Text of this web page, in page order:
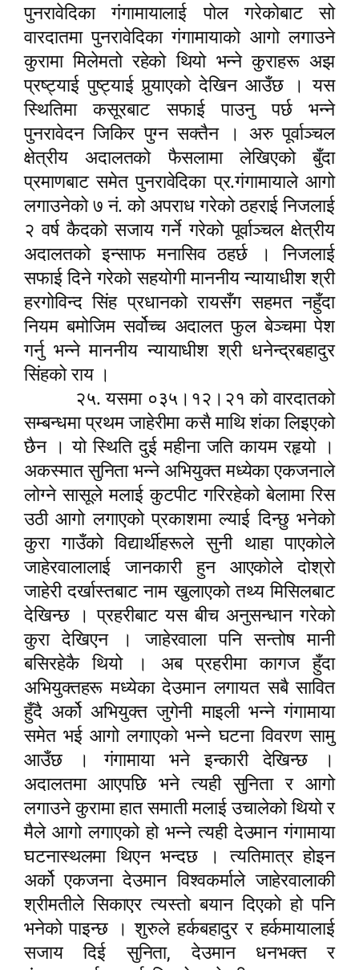
पुनरावेदिका गंगामायालाई पोल गरेकोबाट सो
वारदातमा पुनरावेदिका गंगामायाको आगो लगाउने
कुरामा मिलेमतो रहेको थियो भन्ने कुराहरू अझ
प्रष्ट्याई पुष्ट्याई पुर्‍याएको देखिन आउँछ । यस
स्थितिमा कसूरबाट सफाई पाउनु पर्छ भन्ने
पुनरावेदन जिकिर पुग्न सक्तैन । अरु पूर्वाञ्चल
क्षेत्रीय अदालतको फैसलामा लेखिएको बुँदा
प्रमाणबाट समेत पुनरावेदिका प्र.गंगामायाले आगो
लगाउनेको ७ नं. को अपराध गरेको ठहराई निजलाई
२ वर्ष कैदको सजाय गर्ने गरेको पूर्वाञ्चल क्षेत्रीय
अदालतको इन्साफ मनासिव ठहर्छ । निजलाई
सफाई दिने गरेको सहयोगी माननीय न्यायाधीश श्री
हरगोविन्द सिंह प्रधानको रायसँग सहमत नहुँदा
नियम बमोजिम सर्वोच्च अदालत फुल बेञ्चमा पेश
गर्नु भन्ने माननीय न्यायाधीश श्री धनेन्द्रबहादुर
सिंहको राय ।
२५. यसमा ०३५।१२।२१ को वारदातको
सम्बन्धमा प्रथम जाहेरीमा कसै माथि शंका लिइएको
छैन । यो स्थिति दुई महीना जति कायम रहृयो ।
अकस्मात सुनिता भन्ने अभियुक्त मध्येका एकजनाले
लोग्ने सासूले मलाई कुटपीट गरिरहेको बेलामा रिस
उठी आगो लगाएको प्रकाशमा ल्याई दिन्छु भनेको
कुरा गाउँको विद्यार्थीहरूले सुनी थाहा पाएकोले
जाहेरवालालाई जानकारी हुन आएकोले दोश्रो
जाहेरी दर्खास्तबाट नाम खुलाएको तथ्य मिसिलबाट
देखिन्छ । प्रहरीबाट यस बीच अनुसन्धान गरेको
कुरा देखिएन । जाहेरवाला पनि सन्तोष मानी
बसिरहेकै थियो । अब प्रहरीमा कागज हुँदा
अभियुक्तहरू मध्येका देउमान लगायत सबै सावित
हुँदै अर्को अभियुक्त जुगेनी माइली भन्ने गंगामाया
समेत भई आगो लगाएको भन्ने घटना विवरण सामु
आउँछ । गंगामाया भने इन्कारी देखिन्छ ।
अदालतमा आएपछि भने त्यही सुनिता र आगो
लगाउने कुरामा हात समाती मलाई उचालेको थियो र
मैले आगो लगाएको हो भन्ने त्यही देउमान गंगामाया
घटनास्थलमा थिएन भन्दछ । त्यतिमात्र होइन
अर्को एकजना देउमान विश्वकर्माले जाहेरवालाकी
श्रीमतीले सिकाएर त्यस्तो बयान दिएको हो पनि
भनेको पाइन्छ । शुरुले हर्कबहादुर र हर्कमायालाई
सजाय दिई सुनिता,देउमान धनभक्त र